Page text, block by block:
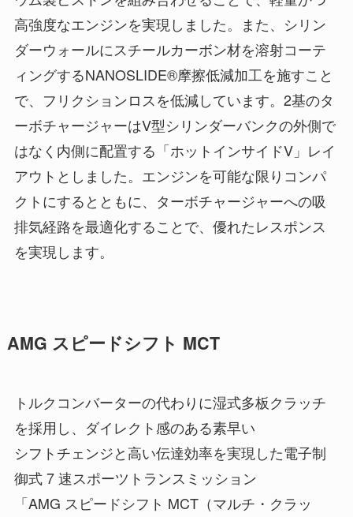
高強度なエンジンを実現しました。また、シリン
ダーウォールにスチールカーボン材を溶射コーテ
ィングするNANOSLIDE®摩擦低減加工を施すこと
で、フリクションロスを低減しています。2基のタ
ーボチャージャーはV型シリンダーバンクの外側で
はなく内側に配置する「ホットインサイドV」レイ
アウトとしました。エンジンを可能な限りコンパ
クトにするとともに、ターボチャージャーへの吸
排気経路を最適化することで、優れたレスポンス
を実現します。
AMG スピードシフト MCT
トルクコンバーターの代わりに湿式多板クラッチ
を採用し、ダイレクト感のある素早い
シフトチェンジと高い伝達効率を実現した電子制
御式 7 速スポーツトランスミッション
「AMG スピードシフト MCT（マルチ・クラッ